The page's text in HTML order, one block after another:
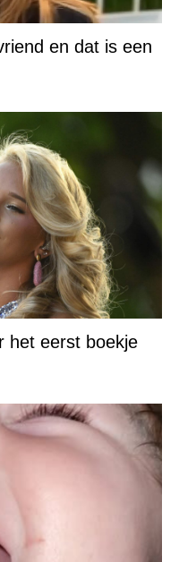
en dat is een
het eerst boekje